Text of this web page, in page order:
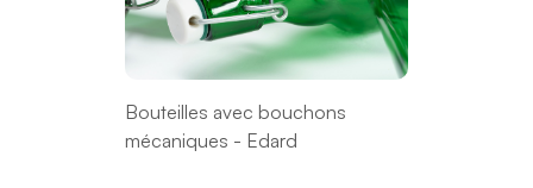
Bouteilles avec bouchons
mécaniques - Edard